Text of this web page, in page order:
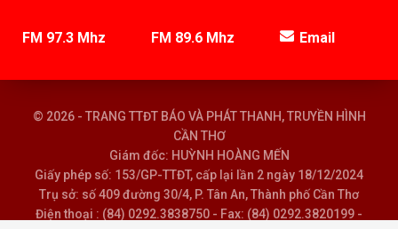
FM 97.3 Mhz FM 89.6 Mhz Email
© 2026 - TRANG TTĐT BÁO VÀ PHÁT THANH, TRUYỀN HÌNH
CẦN THƠ
Giám đốc: HUỲNH HOÀNG MẾN
Giấy phép số: 153/GP-TTĐT, cấp lại lần 2 ngày 18/12/2024
Trụ sở: số 409 đường 30/4, P. Tân An, Thành phố Cần Thơ
Điện thoại : (84) 0292.3838750 - Fax: (84) 0292.3820199 -